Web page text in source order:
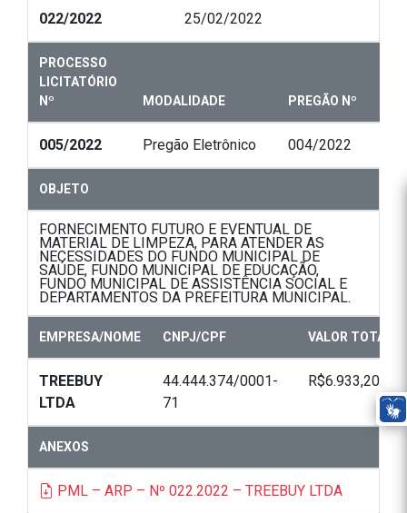
022/2022 25/02/2022
PROCESSO
LICITATÓRIO
Nº
MODALIDADE PREGÃO Nº
005/2022 Pregão Eletrônico 004/2022
OBJETO
FORNECIMENTO FUTURO E EVENTUAL DE
MATERIAL DE LIMPEZA, PARA ATENDER AS
NECESSIDADES DO FUNDO MUNICIPAL DE
SAÚDE, FUNDO MUNICIPAL DE EDUCAÇÃO,
FUNDO MUNICIPAL DE ASSISTÊNCIA SOCIAL E
DEPARTAMENTOS DA PREFEITURA MUNICIPAL.
EMPRESA/NOME CNPJ/CPF VALOR TOTAL
TREEBUY
LTDA
44.444.374/0001-
71
R$6.933,20
ANEXOS
PML – ARP – Nº 022.2022 – TREEBUY LTDA